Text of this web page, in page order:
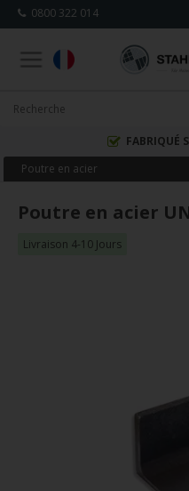
0800 322 014
FABRIQUÉ
Poutre en acier
Poutre en acier
Livraison 4-10 Jours